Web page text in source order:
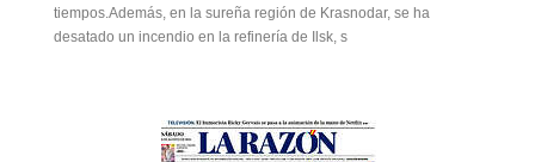
tiempos.Además, en la sureña región de Krasnodar, se ha
desatado un incendio en la refinería de Ilsk, s